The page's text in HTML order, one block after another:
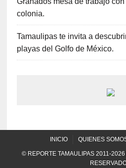
colonia.
Tamaulipas te invita a
playas del Golfo de México.
INICIO QUIENES
© REPORTE TAMAULIPAS 2011-